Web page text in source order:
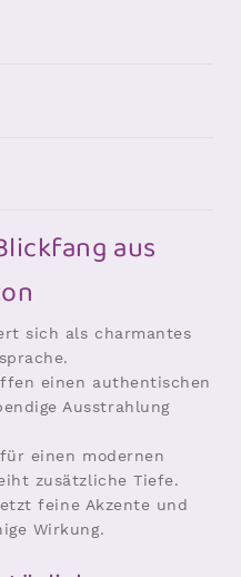
aus
sich als charmantes
einen authentischen
Ausstrahlung
einen modernen
zusätzliche Tiefe.
feine Akzente und
Wirkung.